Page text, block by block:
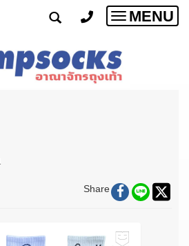
Toggle
MENU
Share